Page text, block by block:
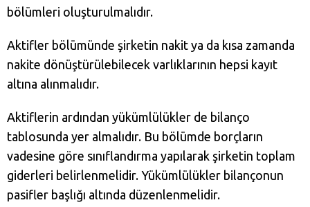
bölümleri oluşturulmalıdır.
Aktifler bölümünde şirketin nakit ya da kısa zamanda
nakite dönüştürülebilecek varlıklarının hepsi kayıt
altına alınmalıdır.
Aktiflerin ardından yükümlülükler de bilanço
tablosunda yer almalıdır. Bu bölümde borçların
vadesine göre sınıflandırma yapılarak şirketin toplam
giderleri belirlenmelidir. Yükümlülükler bilançonun
pasifler başlığı altında düzenlenmelidir.